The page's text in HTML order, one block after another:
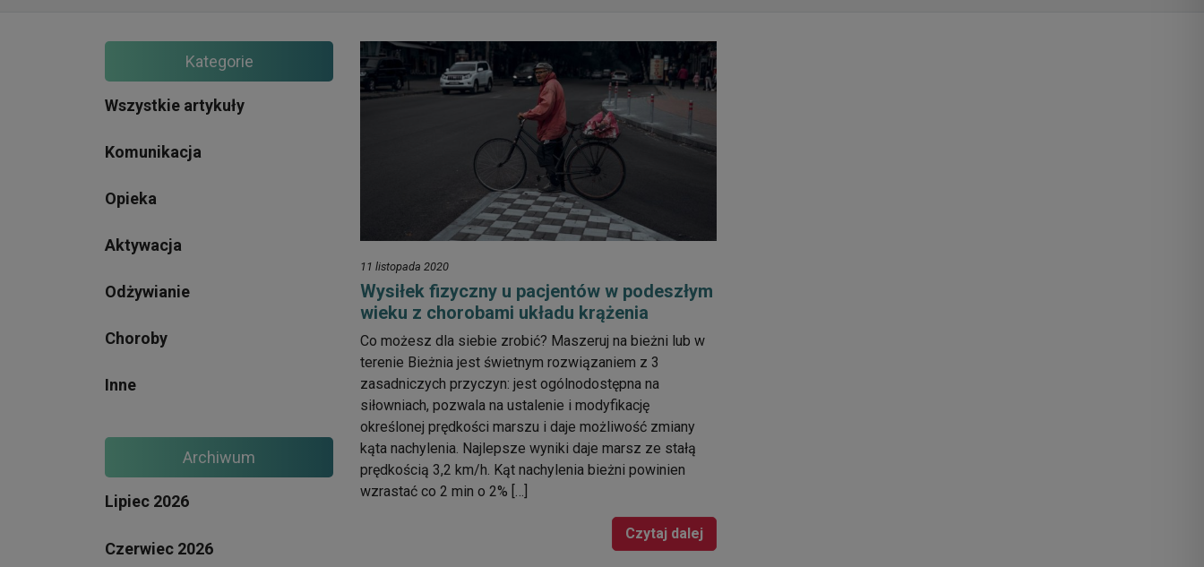
11 listopada 2020
Wysiłek fizyczny u pacjentów w podeszłym
wieku z chorobami układu krążenia
Co możesz dla siebie zrobić? Maszeruj na bieżni lub w
terenie Bieżnia jest świetnym rozwiązaniem z 3
zasadniczych przyczyn: jest ogólnodostępna na
siłowniach, pozwala na ustalenie i modyfikację
określonej prędkości marszu i daje możliwość zmiany
kąta nachylenia. Najlepsze wyniki daje marsz ze stałą
prędkością 3,2 km/h. Kąt nachylenia bieżni powinien
wzrastać co 2 min o 2% […]
Czytaj dalej
Kategorie
Wszystkie artykuły
Komunikacja
Opieka
Aktywacja
Odżywianie
Choroby
Inne
Archiwum
Lipiec 2026
Czerwiec 2026